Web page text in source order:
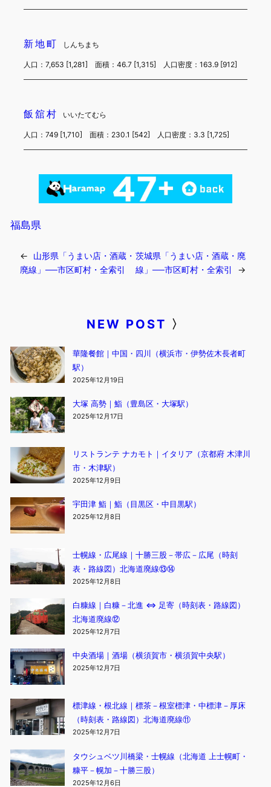
新地町 しんちまち
人口：7,653 [1,281] 面積：46.7 [1,315] 人口密度：163.9 [912]
飯舘村 いいたてむら
人口：749 [1,710] 面積：230.1 [542] 人口密度：3.3 [1,725]
福島県
←
山形県「うまい店・酒蔵・
廃線」──市区町村・全索引
茨城県「うまい店・酒蔵・廃
線」──市区町村・全索引
→
NEW POST 〉
華隆餐館｜中国・四川（横浜市・伊勢佐木長者町
駅）
2025年12月19日
大塚 高勢｜鮨（豊島区・大塚駅）
2025年12月17日
リストランテ ナカモト｜イタリア（京都府 木津川
市・木津駅）
2025年12月9日
宇田津 鮨｜鮨（目黒区・中目黒駅）
2025年12月8日
士幌線・広尾線｜十勝三股－帯広－広尾（時刻
表・路線図）北海道廃線⑬⑭
2025年12月8日
白糠線｜白糠－北進 ⇔ 足寄（時刻表・路線図）
北海道廃線⑫
2025年12月7日
中央酒場｜酒場（横須賀市・横須賀中央駅）
2025年12月7日
標津線・根北線｜標茶－根室標津・中標津－厚床
（時刻表・路線図）北海道廃線⑪
2025年12月7日
タウシュベツ川橋梁・士幌線（北海道 上士幌町・
糠平－幌加－十勝三股）
2025年12月6日